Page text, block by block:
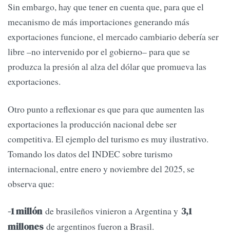
Sin embargo, hay que tener en cuenta que, para que el
mecanismo de más importaciones generando más
exportaciones funcione, el mercado cambiario debería ser
libre –no intervenido por el gobierno– para que se
produzca la presión al alza del dólar que promueva las
exportaciones.
Otro punto a reflexionar es que para que aumenten las
exportaciones la producción nacional debe ser
competitiva. El ejemplo del turismo es muy ilustrativo.
Tomando los datos del INDEC sobre turismo
internacional, entre enero y noviembre del 2025, se
observa que:
-1 millónde brasileños vinieron a Argentina y 3,1
millonesde argentinos fueron a Brasil.